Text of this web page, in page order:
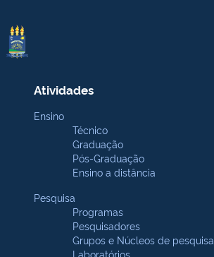
Atividades
Ensino
Técnico
Graduação
Pós-Graduação
Ensino a distância
Pesquisa
Programas
Pesquisadores
Grupos e Núcleos de pesquisa
Laboratórios